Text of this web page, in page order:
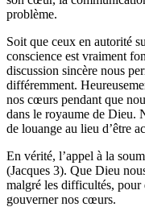
problème.
Soit que ceux en autorité
conscience est vraiment
discussion sincère nous
différemment.
nos cœurs pendant que
dans le royaume de Dieu.
de louange au lieu d’être
En vérité, l’appel à la
(Jacques 3). Que Dieu
malgré les difficultés,
gouverner nos cœurs.